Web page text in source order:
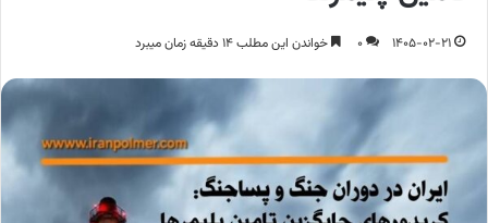
1405-02-21
0 خواندن این مطلب 14 دقیقه زمان میبرد